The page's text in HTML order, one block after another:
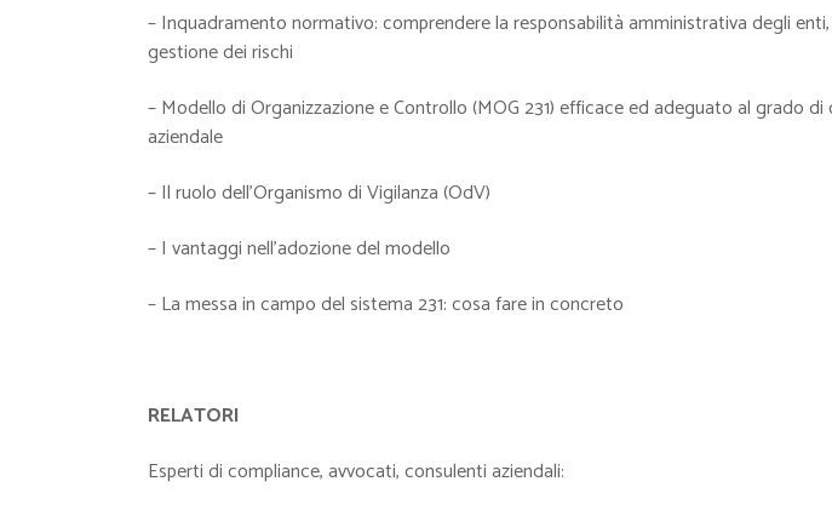
– Inquadramento normativo: comprendere la responsabilità amministrativa degli
gestione dei rischi
– Modello di Organizzazione e Controllo (MOG 231) efficace ed adeguato al grado di
aziendale
– Il ruolo dell’Organismo di Vigilanza (OdV)
– I vantaggi nell’adozione del modello
– La messa in campo del sistema 231: cosa fare in concreto
RELATORI
Esperti di compliance, avvocati, consulenti aziendali: